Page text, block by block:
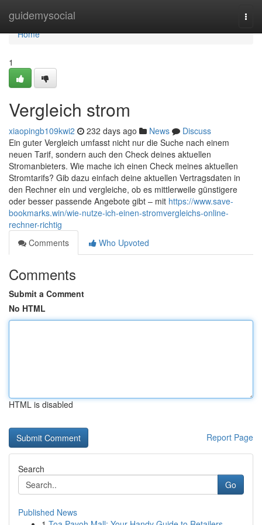
guidemysocial
Home
Home
1
Vergleich strom
xiaopingb109kwi2 232 days ago News
Discuss
Ein guter Vergleich umfasst nicht nur die Suche nach einem
neuen Tarif, sondern auch den Check deines aktuellen
Stromanbieters. Wie mache ich einen Check meines aktuellen
Stromtarifs? Gib dazu einfach deine aktuellen Vertragsdaten in
den Rechner ein und vergleiche, ob es mittlerweile günstigere
oder besser passende Angebote gibt – mit https://www.save-
bookmarks.win/wie-nutze-ich-einen-stromvergleichs-online-
rechner-richtig
Comments
Who Upvoted
Comments
Submit a Comment
No HTML
HTML is disabled
Report Page
Search
Go
Published News